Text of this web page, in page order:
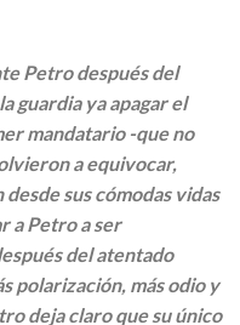
Petro después del
guardia ya apagar el
mandatario -que no
a equivocar,
sus cómodas vidas
a Petro a ser
del atentado
polarización, más odio y
deja claro que su único